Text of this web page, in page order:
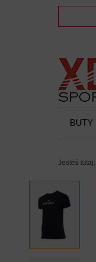
BUTY
Jesteś tutaj: